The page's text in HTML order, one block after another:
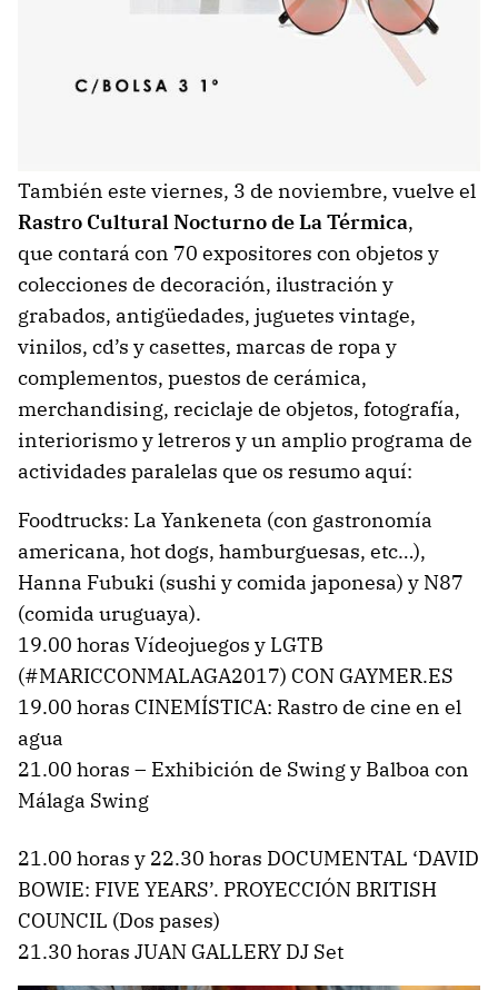
También este viernes, 3 de noviembre, vuelve el
Rastro Cultural Nocturno de La Térmica,
que contará con 70 expositores con objetos y
colecciones de decoración, ilustración y
grabados, antigüedades, juguetes vintage,
vinilos, cd’s y casettes, marcas de ropa y
complementos, puestos de cerámica,
merchandising, reciclaje de objetos, fotografía,
interiorismo y letreros y un amplio programa de
actividades paralelas que os resumo aquí:
Foodtrucks: La Yankeneta (con gastronomía
americana, hot dogs, hamburguesas, etc…),
Hanna Fubuki (sushi y comida japonesa) y N87
(comida uruguaya).
19.00 horas Vídeojuegos y LGTB
(#MARICCONMALAGA2017) CON GAYMER.ES
19.00 horas CINEMÍSTICA: Rastro de cine en el
agua
21.00 horas – Exhibición de Swing y Balboa con
Málaga Swing
21.00 horas y 22.30 horas DOCUMENTAL ‘DAVID
BOWIE: FIVE YEARS’. PROYECCIÓN BRITISH
COUNCIL (Dos pases)
21.30 horas JUAN GALLERY DJ Set